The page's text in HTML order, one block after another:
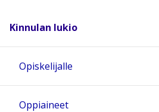
Kinnulan lukio
Opiskelijalle
Oppiaineet